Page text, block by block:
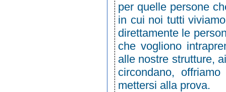
per quelle persone
in cui noi tutti
direttamente le
che vogliono
alle nostre strutture,
circondano,
mettersi alla prova.